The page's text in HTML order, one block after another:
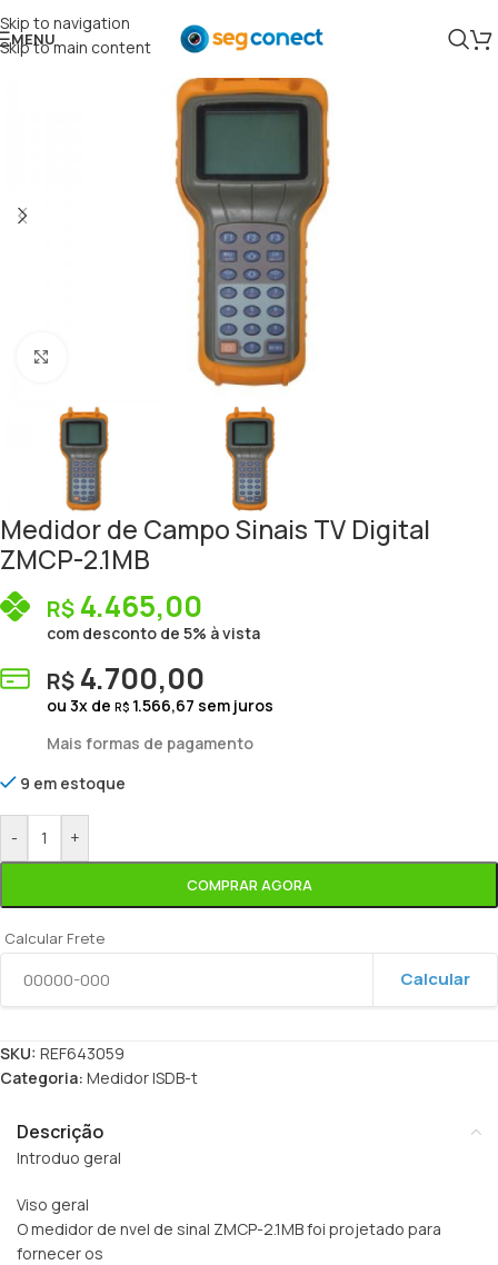
Skip to navigation
Skip to main content
MENU
Medidor de Campo Sinais TV Digital
ZMCP-2.1MB
R$ 4.465,00
com desconto de 5% à vista
R$ 4.700,00
ou 3x de R$ 1.566,67 sem juros
Mais formas de pagamento
9 em estoque
- +
COMPRAR AGORA
Calcular Frete
Calcular
SKU: REF643059
Categoria: Medidor ISDB-t
Descrição
Introduo geral
Viso geral
O medidor de nvel de sinal ZMCP-2.1MB foi projetado para
fornecer os